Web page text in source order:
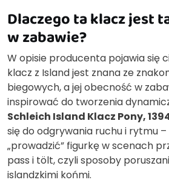
Dlaczego ta klacz jest
w zabawie?
W opisie producenta pojawia się
klacz z Island jest znana ze
biegowych, a jej obecność w
inspirować do tworzenia
Schleich Island Klacz Pony,
się do odgrywania ruchu i rytmu
„prowadzić” figurkę w scenach
pass i tölt, czyli sposoby
islandzkimi końmi.